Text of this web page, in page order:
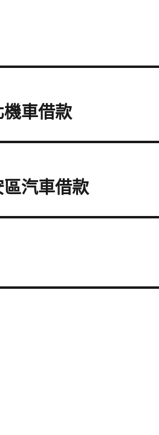
車借款
汽車借款